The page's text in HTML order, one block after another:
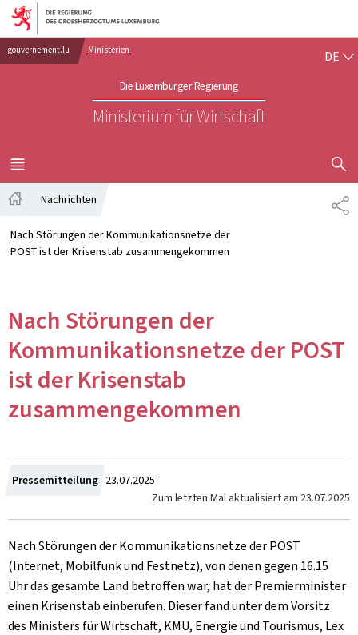
Zur Hauptnavigation
Zum Inhalt
gouvernement.lu Ministerien
Die Luxemburger Regierung
Ministerium für Wirtschaft
DE
MENÜ
HAUPT-
Nachrichten
Nach Störungen der Kommunikationsnetze der
POST ist der Krisenstab zusammengekommen
Nach Störungen der
Kommunikationsnetze der POST
ist der Krisenstab
zusammengekommen
Pressemitteilung Zum
23.07.2025
Zum letzten Mal aktualisiert am 23.07.2025
Nach Störungen der Kommunikationsnetze der POST
(Internet, Mobilfunk und Festnetz), von denen gegen 16.15
Uhr das gesamte Land betroffen war, hat der Premierminister
einen Krisenstab einberufen. Dieser fand unter dem Vorsitz
des Ministers für Wirtschaft, KMU, Energie und Tourismus, Lex